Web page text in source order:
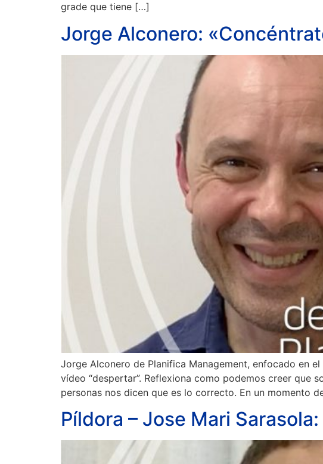
grade que tiene […]
Jorge Alconero:
Jorge Alconero de Planifica Management, enfocado en
vídeo “despertar”. Reflexiona como podemos creer que
personas nos dicen que es lo correcto. En un momento
Píldora – Jose Mari